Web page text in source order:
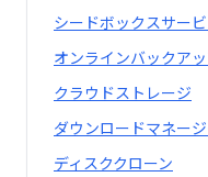
シードボックスサー
オンラインバックア
クラウドストレージ
ダウンロードマネー
ディスククローン